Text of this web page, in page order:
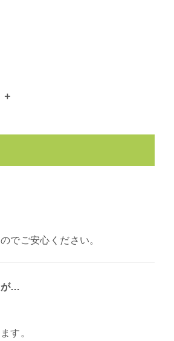
でご安心ください。
が…
す。